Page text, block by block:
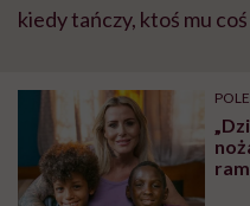
kiedy tańczy, ktoś mu